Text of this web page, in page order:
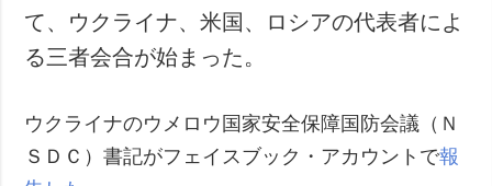
て、ウクライナ、米国、ロシアの代表者によ
る三者会合が始まった。
ウクライナのウメロウ国家安全保障国防会議（Ｎ
ＳＤＣ）書記がフェイスブック・アカウントで報